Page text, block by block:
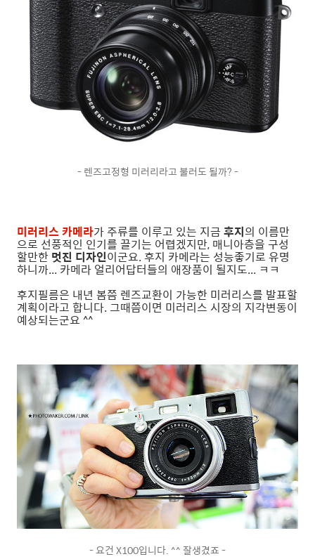
- 렌즈고정형 미러리라고 불러도 될까? -
미러리스 카메라가 주류를 이루고 있는 지금 후지의 이름만
으로 선풍적인 인기를 끌기는 어렵겠지만, 매니아층을 구성
할만한 멋진 디자인이군요. 후지 카메라는 성능좋기로 유명
하니까... 카메라 얼리어답터들의 애장품이 될지도... ㅋㅋ
후지필름은 내년 봄쯤 렌즈교환이 가능한 미러리스를 발표할
계획이라고 합니다. 그때쯤이면 미러리스 시장의 지각변동이
예상되는군요 ^^
- 요건 X100입니다. ^^ 잘생겼죠 -